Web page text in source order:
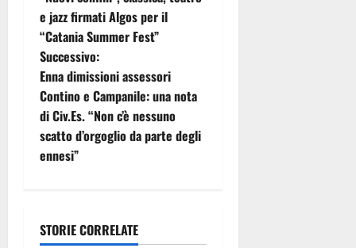
a
v
i
g
a
i
e jazz firmati Algos per il
“Catania Summer Fest”
Successivo:
Enna dimissioni assessori
Contino e Campanile: una nota
di Civ.Es. “Non c’è nessuno
scatto d’orgoglio da parte degli
ennesi”
STORIE CORRELATE
Eventi